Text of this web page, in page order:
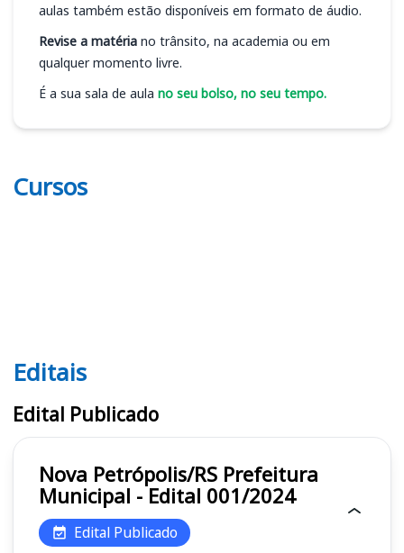
aulas também estão disponíveis em formato de áudio.
Revise a matéria no trânsito, na academia ou em
qualquer momento livre.
É a sua sala de aula no seu bolso, no seu tempo.
Cursos
Editais
Editais
Edital Publicado
Nova Petrópolis/RS Prefeitura
Municipal - Edital 001/2024
Edital Publicado